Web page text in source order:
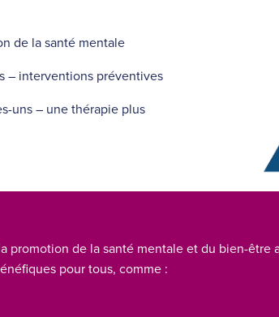
de la santé mentale
– interventions préventives
uns – une thérapie plus
promotion de la santé mentale et du bien-
pour tous, comme :